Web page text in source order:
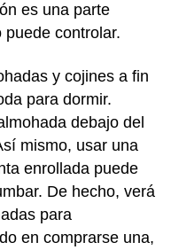
es una parte
controlar.
y cojines a fin
para dormir.
debajo del
mismo, usar una
enrollada puede
De hecho, verá
para
en comprarse una,